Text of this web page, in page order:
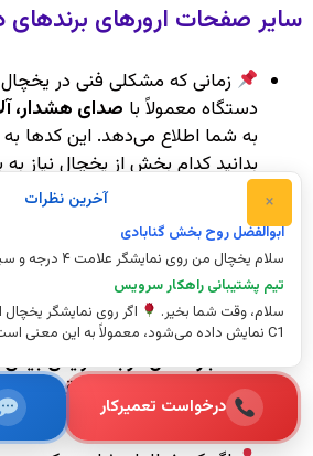
سایر صفحات ارورهای برندهای
زمانی که مشکلی فنی در
دستگاه معمولاً با صدای هشدار،
به شما اطلاع می‌دهد. این کدها
بدانید کدام بخش از یخچال نیاز به
بسیاری از این کدهای خطا در
درج شده‌اند، بنابراین هنگام
دفترچه می‌تواند اولین گام مفید
مشکل باشد.
همچنین صداهای هشدار و
مانندباز ماندن درب، افزایش بیش
رخ می‌دهند و بهتر است قبل از هر
را بررسی کنید.
درخواست تعمیرکار
× آخرين نظرات
ابوالفضل روح بخش گنابادی
سلام یخچال من روی نمایشگر علامت ۴ درجه و سپس c1میزنه مشکلش چیه
تیم پشتیبانی راهکار سرویس
سلام، وقت شما بخیر.
C1 نمایش داده می‌شود، معمولاً به این معنی است که...